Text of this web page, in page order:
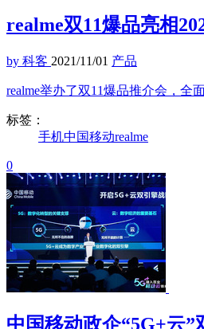
realme双11爆品亮相
by 科客 2021/11/01 产品
realme举办了双11爆品推介会，全
标签：
手机中国移动realme
0
中国移动政企“5G+云